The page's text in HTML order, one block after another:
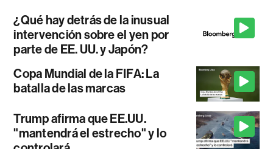
¿Qué hay detrás de la inusual
intervención sobre el yen por
parte de EE. UU. y Japón?
Copa Mundial de la FIFA: La
batalla de las marcas
Trump afirma que EE.UU.
"mantendrá el estrecho" y lo